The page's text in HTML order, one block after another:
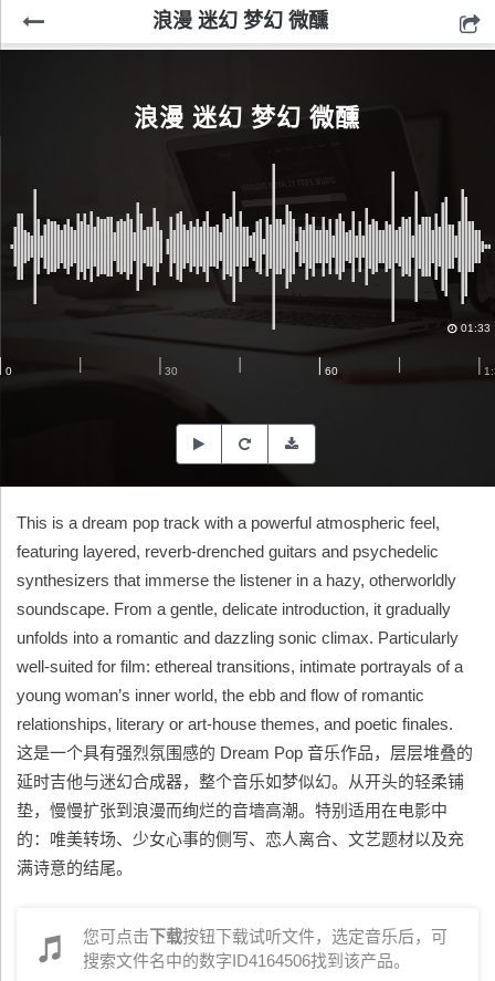
浪漫 迷幻 梦幻 微醺
浪漫 迷幻 梦幻 微醺
01:33
This is a dream pop track with a powerful atmospheric feel,
featuring layered, reverb-drenched guitars and psychedelic
synthesizers that immerse the listener in a hazy, otherworldly
soundscape. From a gentle, delicate introduction, it gradually
unfolds into a romantic and dazzling sonic climax. Particularly
well-suited for film: ethereal transitions, intimate portrayals of a
young woman’s inner world, the ebb and flow of romantic
relationships, literary or art-house themes, and poetic finales.
这是一个具有强烈氛围感的 Dream Pop 音乐作品，层层堆叠的
延时吉他与迷幻合成器，整个音乐如梦似幻。从开头的轻柔铺
垫，慢慢扩张到浪漫而绚烂的音墙高潮。特别适用在电影中
的：唯美转场、少女心事的侧写、恋人离合、文艺题材以及充
满诗意的结尾。
您可点击下载按钮下载试听文件，选定音乐后，可
搜索文件名中的数字ID4164506找到该产品。